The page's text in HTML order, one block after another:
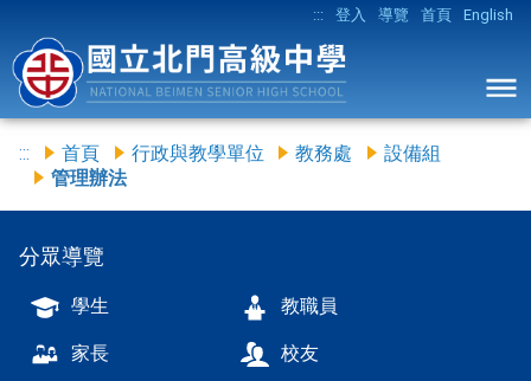
::: 登入 導覽 首頁 English
::: 首頁 行政與教學單位 教務處
設備組
管理辦法
分眾導覽
學生 教職員
家長 校友